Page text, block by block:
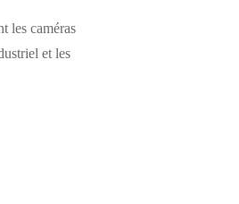
les caméras
et les